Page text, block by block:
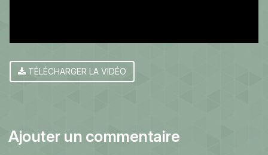
TÉLÉCHARGER LA VIDÉO
Ajouter un commentaire